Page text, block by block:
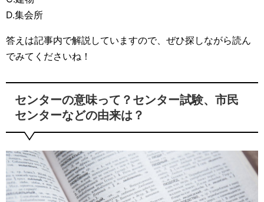
D.集会所
答えは記事内で解説していますので、ぜひ探しながら読ん
でみてくださいね！
センターの意味って？センター試験、市民
センターなどの由来は？